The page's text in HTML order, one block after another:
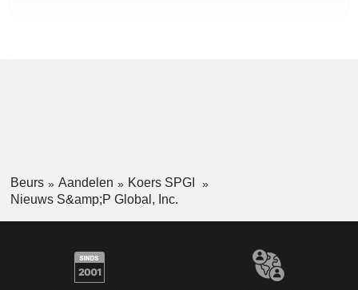
Beurs Aandelen
Koers SPGI
Nieuws S&amp;P Global, Inc.